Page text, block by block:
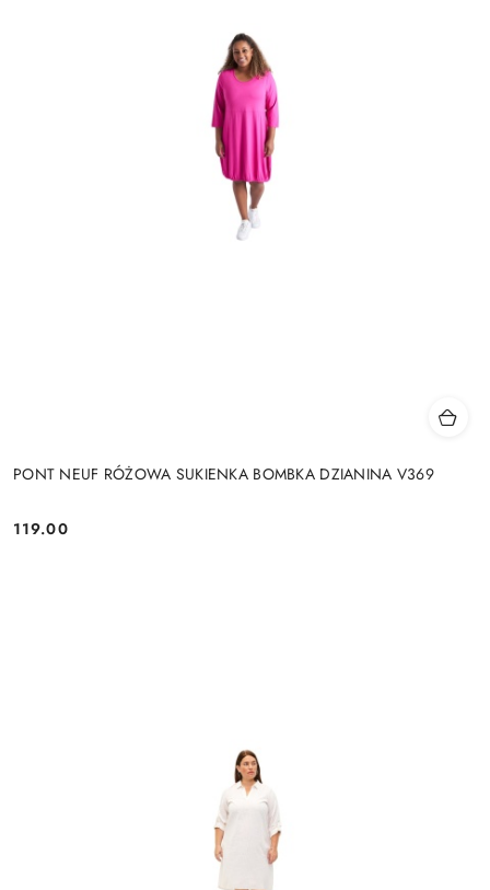
PONT NEUF RÓŻOWA SUKIENKA BOMBKA DZIANINA V369
Cena:
119.00